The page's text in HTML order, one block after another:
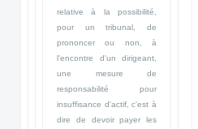
relative à la possibilité,
pour un tribunal, de
prononcer ou non, à
l'encontre d'un dirigeant,
une mesure de
responsabilité pour
insuffisance d'actif, c'est à
dire de devoir payer les